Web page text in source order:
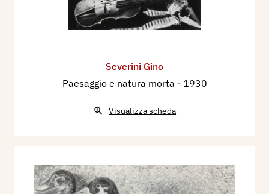
Severini Gino
Paesaggio e natura morta - 1930
Visualizza scheda